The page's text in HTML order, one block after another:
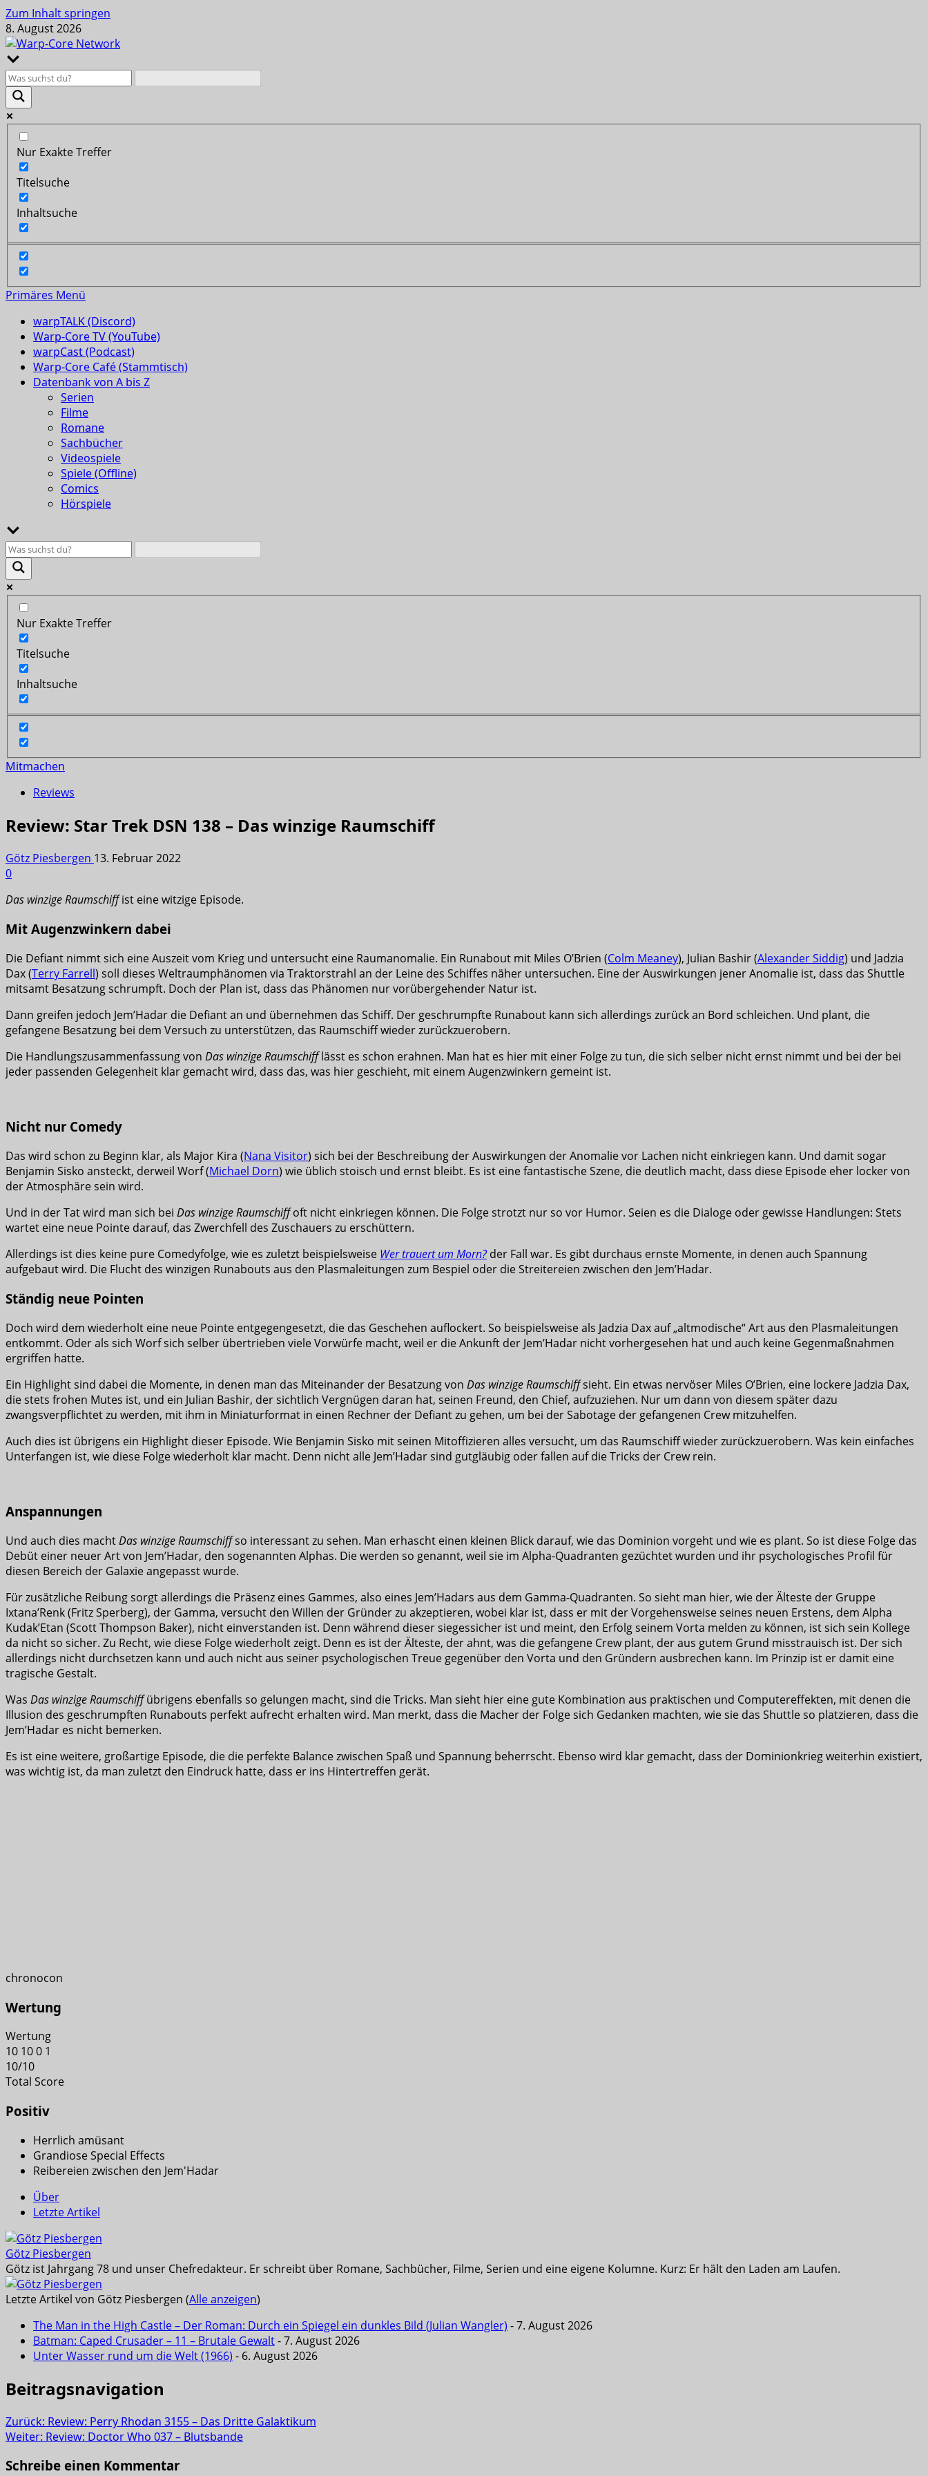
Zum Inhalt springen
8. August 2026
Nur Exakte Treffer
Titelsuche
Inhaltsuche
Primäres Menü
warpTALK (Discord)
Warp-Core TV (YouTube)
warpCast (Podcast)
Warp-Core Café (Stammtisch)
Datenbank von A bis Z
Serien
Filme
Romane
Sachbücher
Videospiele
Spiele (Offline)
Comics
Hörspiele
Nur Exakte Treffer
Titelsuche
Inhaltsuche
Mitmachen
Reviews
Review: Star Trek DSN 138 – Das winzige Raumschiff
Götz Piesbergen 13. Februar 2022
0
Das winzige Raumschiffist eine witzige Episode.
Mit Augenzwinkern dabei
Die Defiant nimmt sich eine Auszeit vom Krieg und untersucht eine Raumanomalie. Ein Runabout mit Miles O’Brien (Colm Meaney), Julian Bashir (Alexander Siddig) und Jadzia
Dax (Terry Farrell) soll dieses Weltraumphänomen via Traktorstrahl an der Leine des Schiffes näher untersuchen. Eine der Auswirkungen jener Anomalie ist, dass das Shuttle
mitsamt Besatzung schrumpft. Doch der Plan ist, dass das Phänomen nur vorübergehender Natur ist.
Dann greifen jedoch Jem’Hadar die Defiant an und übernehmen das Schiff. Der geschrumpfte Runabout kann sich allerdings zurück an Bord schleichen. Und plant, die
gefangene Besatzung bei dem Versuch zu unterstützen, das Raumschiff wieder zurückzuerobern.
Die Handlungszusammenfassung von Das winzige Raumschifflässt es schon erahnen. Man hat es hier mit einer Folge zu tun, die sich selber nicht ernst nimmt und bei der bei
jeder passenden Gelegenheit klar gemacht wird, dass das, was hier geschieht, mit einem Augenzwinkern gemeint ist.
Nicht nur Comedy
Das wird schon zu Beginn klar, als Major Kira (Nana Visitor) sich bei der Beschreibung der Auswirkungen der Anomalie vor Lachen nicht einkriegen kann. Und damit sogar
Benjamin Sisko ansteckt, derweil Worf (Michael Dorn) wie üblich stoisch und ernst bleibt. Es ist eine fantastische Szene, die deutlich macht, dass diese Episode eher locker von
der Atmosphäre sein wird.
Und in der Tat wird man sich bei Das winzige Raumschiffoft nicht einkriegen können. Die Folge strotzt nur so vor Humor. Seien es die Dialoge oder gewisse Handlungen: Stets
wartet eine neue Pointe darauf, das Zwerchfell des Zuschauers zu erschüttern.
Allerdings ist dies keine pure Comedyfolge, wie es zuletzt beispielsweise Wer trauert um Morn?der Fall war. Es gibt durchaus ernste Momente, in denen auch Spannung
aufgebaut wird. Die Flucht des winzigen Runabouts aus den Plasmaleitungen zum Bespiel oder die Streitereien zwischen den Jem’Hadar.
Ständig neue Pointen
Doch wird dem wiederholt eine neue Pointe entgegengesetzt, die das Geschehen auflockert. So beispielsweise als Jadzia Dax auf „altmodische“ Art aus den Plasmaleitungen
entkommt. Oder als sich Worf sich selber übertrieben viele Vorwürfe macht, weil er die Ankunft der Jem’Hadar nicht vorhergesehen hat und auch keine Gegenmaßnahmen
ergriffen hatte.
Ein Highlight sind dabei die Momente, in denen man das Miteinander der Besatzung von Das winzige Raumschiffsieht. Ein etwas nervöser Miles O’Brien, eine lockere Jadzia Dax,
die stets frohen Mutes ist, und ein Julian Bashir, der sichtlich Vergnügen daran hat, seinen Freund, den Chief, aufzuziehen. Nur um dann von diesem später dazu
zwangsverpflichtet zu werden, mit ihm in Miniaturformat in einen Rechner der Defiant zu gehen, um bei der Sabotage der gefangenen Crew mitzuhelfen.
Auch dies ist übrigens ein Highlight dieser Episode. Wie Benjamin Sisko mit seinen Mitoffizieren alles versucht, um das Raumschiff wieder zurückzuerobern. Was kein einfaches
Unterfangen ist, wie diese Folge wiederholt klar macht. Denn nicht alle Jem’Hadar sind gutgläubig oder fallen auf die Tricks der Crew rein.
Anspannungen
Und auch dies machtDas winzige Raumschiffso interessant zu sehen. Man erhascht einen kleinen Blick darauf, wie das Dominion vorgeht und wie es plant. So ist diese Folge das
Debüt einer neuer Art von Jem’Hadar, den sogenannten Alphas. Die werden so genannt, weil sie im Alpha-Quadranten gezüchtet wurden und ihr psychologisches Profil für
diesen Bereich der Galaxie angepasst wurde.
Für zusätzliche Reibung sorgt allerdings die Präsenz eines Gammes, also eines Jem’Hadars aus dem Gamma-Quadranten. So sieht man hier, wie der Älteste der Gruppe
Ixtana’Renk (Fritz Sperberg), der Gamma, versucht den Willen der Gründer zu akzeptieren, wobei klar ist, dass er mit der Vorgehensweise seines neuen Erstens, dem Alpha
Kudak’Etan (Scott Thompson Baker), nicht einverstanden ist. Denn während dieser siegessicher ist und meint, den Erfolg seinem Vorta melden zu können, ist sich sein Kollege
da nicht so sicher. Zu Recht, wie diese Folge wiederholt zeigt. Denn es ist der Älteste, der ahnt, was die gefangene Crew plant, der aus gutem Grund misstrauisch ist. Der sich
allerdings nicht durchsetzen kann und auch nicht aus seiner psychologischen Treue gegenüber den Vorta und den Gründern ausbrechen kann. Im Prinzip ist er damit eine
tragische Gestalt.
Was Das winzige Raumschiffübrigens ebenfalls so gelungen macht, sind die Tricks. Man sieht hier eine gute Kombination aus praktischen und Computereffekten, mit denen die
Illusion des geschrumpften Runabouts perfekt aufrecht erhalten wird. Man merkt, dass die Macher der Folge sich Gedanken machten, wie sie das Shuttle so platzieren, dass die
Jem’Hadar es nicht bemerken.
Es ist eine weitere, großartige Episode, die die perfekte Balance zwischen Spaß und Spannung beherrscht. Ebenso wird klar gemacht, dass der Dominionkrieg weiterhin existiert,
was wichtig ist, da man zuletzt den Eindruck hatte, dass er ins Hintertreffen gerät.
chronocon
Wertung
Wertung
10 100 1
10/10
Total Score
Positiv
Herrlich amüsant
Grandiose Special Effects
Reibereien zwischen den Jem'Hadar
Über
Letzte Artikel
Götz Piesbergen
Götz ist Jahrgang 78 und unser Chefredakteur. Er schreibt über Romane, Sachbücher, Filme, Serien und eine eigene Kolumne. Kurz: Er hält den Laden am Laufen.
Letzte Artikel von Götz Piesbergen (Alle anzeigen)
The Man in the High Castle – Der Roman: Durch ein Spiegel ein dunkles Bild (Julian Wangler) - 7. August 2026
Batman: Caped Crusader – 11 – Brutale Gewalt- 7. August 2026
Unter Wasser rund um die Welt (1966) - 6. August 2026
Beitragsnavigation
Zurück: Review: Perry Rhodan 3155 – Das Dritte Galaktikum
Weiter: Review: Doctor Who 037 – Blutsbande
Schreibe einen Kommentar